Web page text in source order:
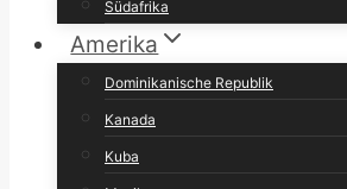
Südafrika
Amerika
Dominikanische Republik
Kanada
Kuba